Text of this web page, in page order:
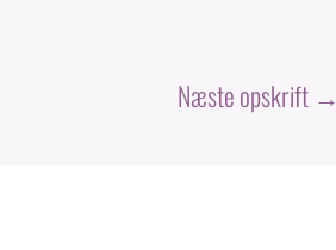
Næste opskrift→